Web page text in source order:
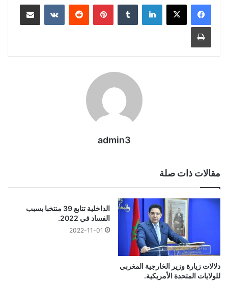
لينكدإن بينتيريست مشاركة عبر البريد
طباعة
admin3
مقالات ذات صلة
دلالات زيارة وزير الخارجية المغربي
للولايات المتحدة الأمريكية.
الداخلية تتابع 39 منتخبا بسبب
الفساد في 2022.
2022-11-01